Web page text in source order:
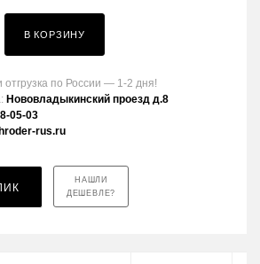
В КОРЗИНУ
отгрузка по России — 1-2 дня!
Нововладыкинский проезд д.8
05-03
rus.ru
НАШЛИ
ДЕШЕВЛЕ?